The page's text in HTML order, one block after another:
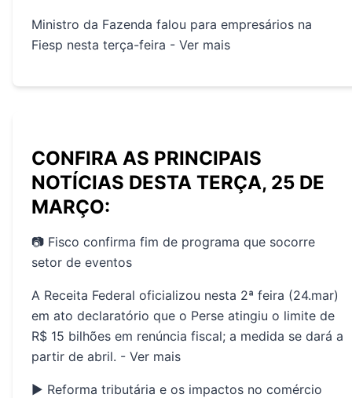
Ministro da Fazenda falou para empresários na
Fiesp nesta terça-feira - Ver mais
CONFIRA AS PRINCIPAIS
NOTÍCIAS DESTA TERÇA, 25 DE
MARÇO:
📷 Fisco confirma fim de programa que socorre
setor de eventos
A Receita Federal oficializou nesta 2ª feira (24.mar)
em ato declaratório que o Perse atingiu o limite de
R$ 15 bilhões em renúncia fiscal; a medida se dará a
partir de abril. - Ver mais
▶️ Reforma tributária e os impactos no comércio